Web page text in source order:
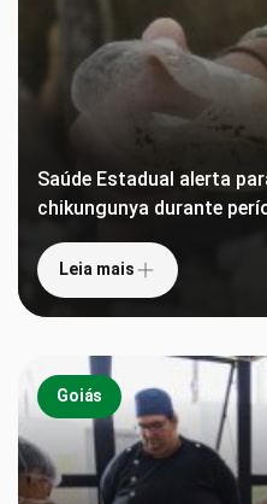
Saúde Estadual alerta
chikungunya durante
Leia mais
Goiás